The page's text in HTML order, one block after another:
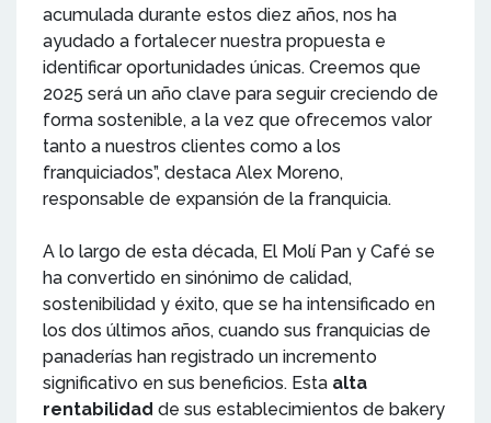
acumulada durante estos diez años, nos ha
ayudado a fortalecer nuestra propuesta e
identificar oportunidades únicas. Creemos que
2025 será un año clave para seguir creciendo de
forma sostenible, a la vez que ofrecemos valor
tanto a nuestros clientes como a los
franquiciados”, destaca Alex Moreno,
responsable de expansión de la franquicia.
A lo largo de esta década, El Molí Pan y Café se
ha convertido en sinónimo de calidad,
sostenibilidad y éxito, que se ha intensificado en
los dos últimos años, cuando sus franquicias de
panaderías han registrado un incremento
significativo en sus beneficios. Esta alta
rentabilidad de sus establecimientos de bakery